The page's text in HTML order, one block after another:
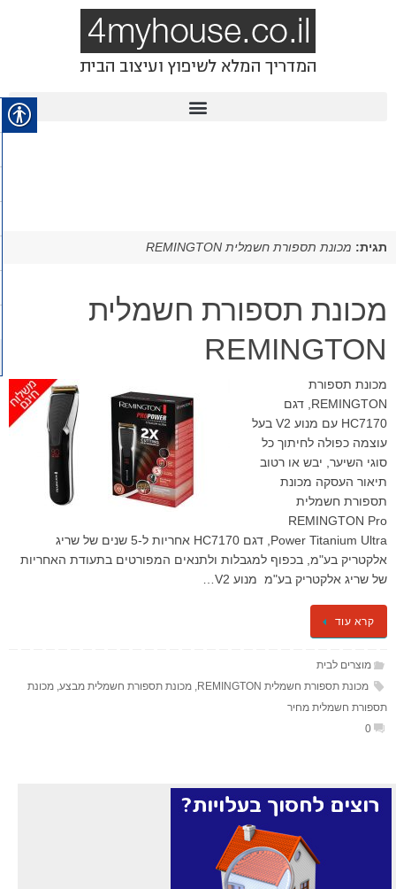
תגית: מכונת תספורת חשמלית REMINGTON
מכונת תספורת חשמלית
REMINGTON
מכונת תספורת
REMINGTON, דגם
HC7170 עם מנוע V2 בעל
עוצמה כפולה לחיתוך כל
סוגי השיער, יבש או רטוב
תיאור העסקה מכונת
תספורת חשמלית
REMINGTON Pro
Power Titanium Ultra, דגם HC7170 אחריות ל-5 שנים של שריג
אלקטריק בע"מ, בכפוף למגבלות ולתנאים המפורטים בתעודת האחריות
של שריג אלקטריק בע"מ ​ מנוע V2…
קרא עוד
מוצרים לבית
מכונת תספורת חשמלית REMINGTON
מכונת תספורת חשמלית מבצע, מכונת
תספורת חשמלית מחיר
0